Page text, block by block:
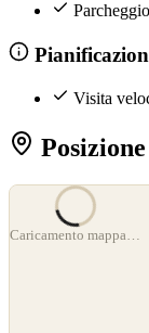
Visita
OpenStreetMap
©CARTO
Caricamento mappa…